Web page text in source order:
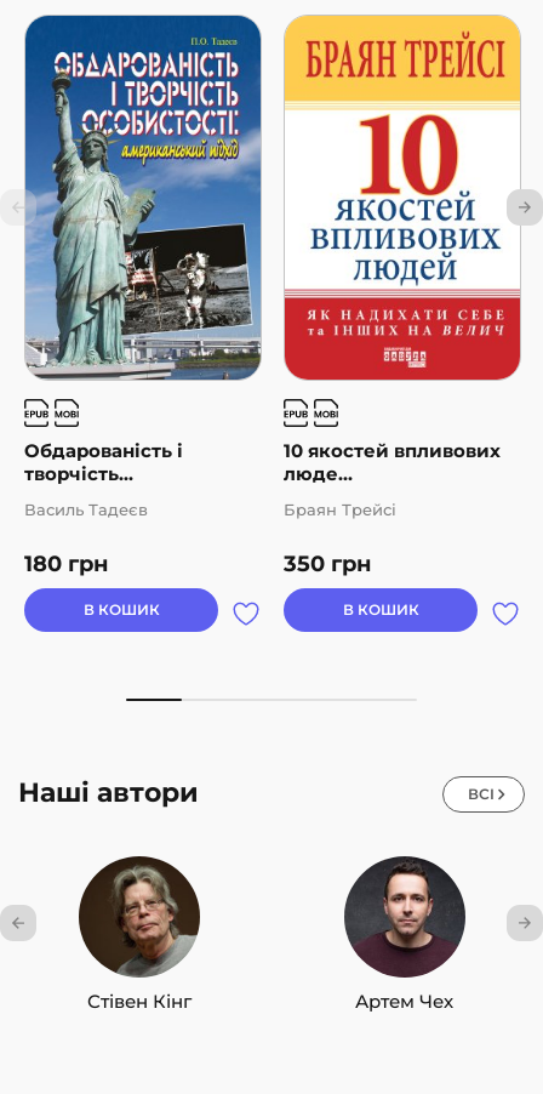
Обдарованість і
творчість...
180 грн
Василь Тадеєв
В КОШИК
10 якостей впливових
люде...
350 грн
Браян Трейсі
В КОШИК
Наші автори ВСІ
Стівен Кінг Артем Чех